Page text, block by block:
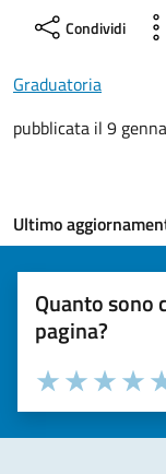
Condividi
Graduatoria
pubblicata il 9
Ultimo
Quanto sono
pagina?
Valuta la chiarezza
Seleziona il
Valuta 3
Valuta 2
Valuta 1 stelle